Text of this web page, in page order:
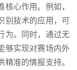
心作用。例如，
别技术的应用，可
为。同时，通过无
够实现对赛场内外
准的情报支持。